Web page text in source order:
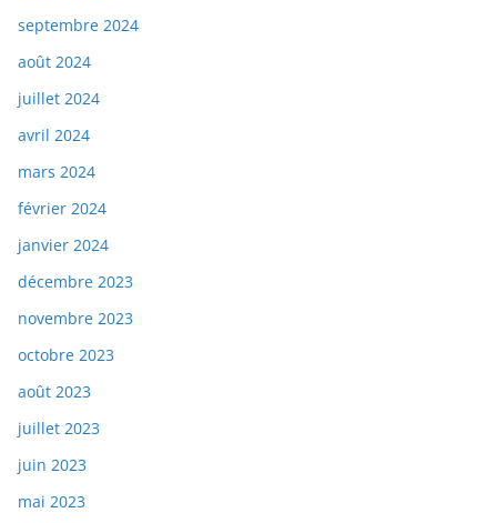
septembre 2024
août 2024
juillet 2024
avril 2024
mars 2024
février 2024
janvier 2024
décembre 2023
novembre 2023
octobre 2023
août 2023
juillet 2023
juin 2023
mai 2023